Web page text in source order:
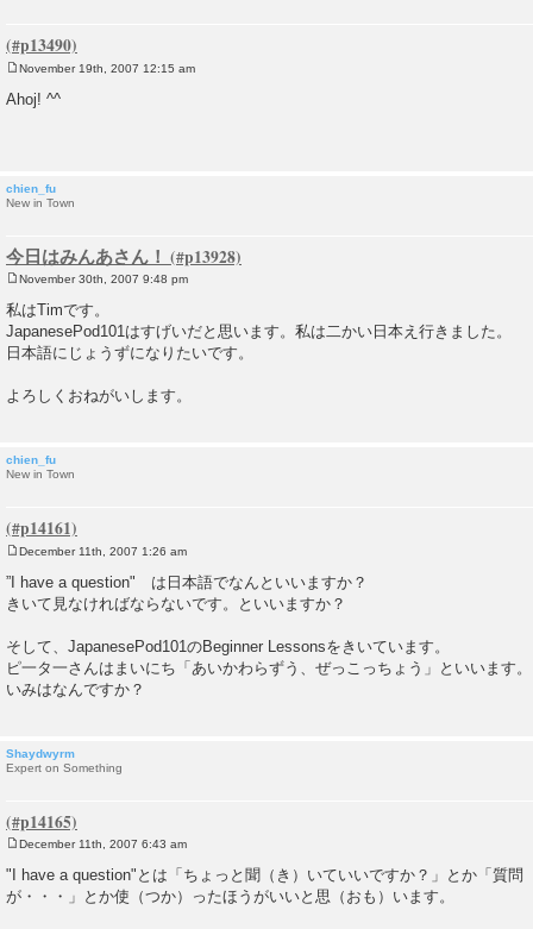
s
November 19th, 2007 12:15 am
Ahoj! ^^
chien_fu
New in Town
今日はみんあさん！
o
s
t
November 30th, 2007 9:48 pm
私はTimです。
JapanesePod101はすげいだと思います。私は二かい日本え行きました。
日本語にじょうずになりたいです。
よろしくおねがいします。
chien_fu
New in Town
o
s
December 11th, 2007 1:26 am
”I have a question" は日本語でなんといいますか？
きいて見なければならないです。といいますか？
そして、JapanesePod101のBeginner Lessonsをきいています。
ピ一タ一さんはまいにち「あいかわらずう、ぜっこっちょう」といいます。
いみはなんですか？
Shaydwyrm
Expert on Something
o
s
t
December 11th, 2007 6:43 am
"I have a question"とは「ちょっと聞（き）いていいですか？」とか「質問
が・・・」とか使（つか）ったほうがいいと思（おも）います。